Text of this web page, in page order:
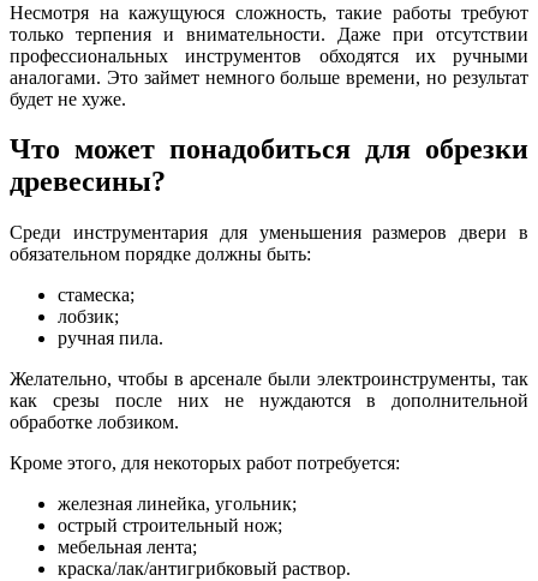
Несмотря на кажущуюся сложность, такие работы требуют
только терпения и внимательности. Даже при отсутствии
профессиональных инструментов обходятся их ручными
аналогами. Это займет немного больше времени, но результат
будет не хуже.
Что может понадобиться для обрезки
древесины?
Среди инструментария для уменьшения размеров двери в
обязательном порядке должны быть:
стамеска;
лобзик;
ручная пила.
Желательно, чтобы в арсенале были электроинструменты, так
как срезы после них не нуждаются в дополнительной
обработке лобзиком.
Кроме этого, для некоторых работ потребуется:
железная линейка, угольник;
острый строительный нож;
мебельная лента;
краска/лак/антигрибковый раствор.